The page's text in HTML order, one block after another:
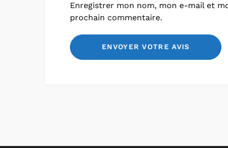
Enregistrer mon nom, mon e-mail et
prochain commentaire.